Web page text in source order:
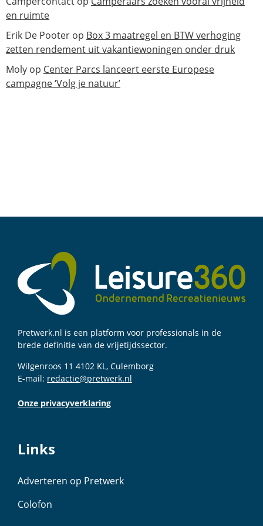
en ruimte
Erik De Pooter op Box 3 maatregel en BTW verhoging
zetten rendement uit vakantiewoningen onder druk
Moly op Center Parcs lanceert eerste Europese
campagne ‘Volg je natuur’
Pretwerk.nl is een platform voor professionals in de
brede definitie van de vrijetijdssector.
Wilgenroos 11 4102 KL, Culemborg
E-mail: redactie@pretwerk.nl
Onze privacyverklaring
Links
Adverteren op Pretwerk
Colofon